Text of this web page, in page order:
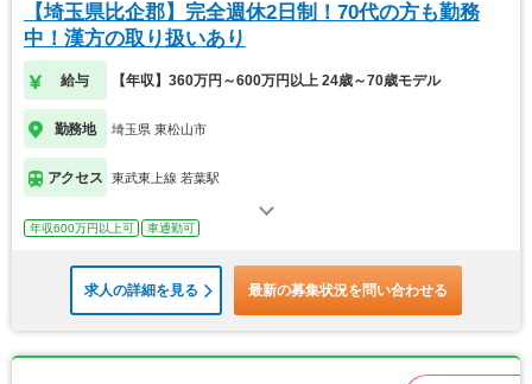
【埼玉県比企郡】完全週休2日制！70代の方も勤務
中！漢方の取り扱いあり
給与 【年収】360万円～600万円以上 24歳～70歳モデル
勤務地 埼玉県 東松山市
アクセス 東武東上線 若葉駅
年収600万円以上可 車通勤可
求人の詳細を見る 最新の募集状況を問い合わせる